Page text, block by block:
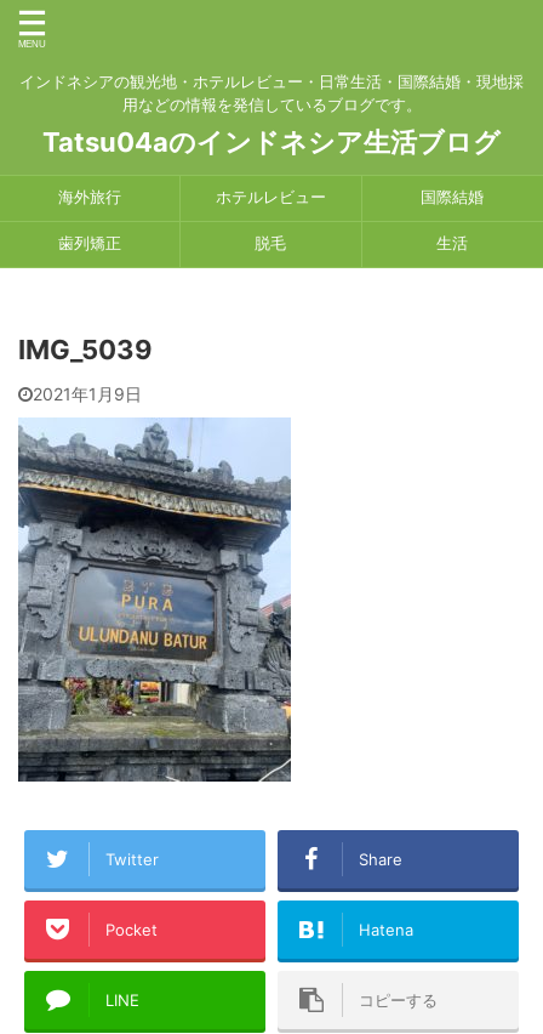
インドネシアの観光地・ホテルレビュー・日常生活・国際結婚・現地採
用などの情報を発信しているブログです。
Tatsu04aのインドネシア生活ブログ
海外旅行 ホテルレビュー 国際結婚
歯列矯正 脱毛 生活
IMG_5039
2021年1月9日
Twitter Share
Pocket Hatena
LINE コピーする